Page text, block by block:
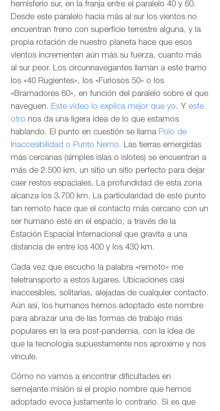
hemisferio sur, en la franja entre el paralelo 40 y 60.
Desde este paralelo hacia más al sur los vientos no
encuentran freno con superficie terrestre alguna, y la
propia rotación de nuestro planeta hace que esos
vientos incrementen aún más su fuerza, cuanto más
al sur peor. Los circunnavegantes llaman a este tramo
los «40 Rugientes», los «Furiosos 50» o los
«Bramadores 60», en función del paralelo sobre el que
naveguen. Este video lo explica mejor que yo. Y este
otro nos da una ligera idea de lo que estamos
hablando. El punto en cuestión se llama Polo de
Inaccesibilidad o Punto Nemo. Las tierras emergidas
más cercanas (simples islas o islotes) se encuentran a
más de 2.500 km, un sitio un sitio perfecto para dejar
caer restos espaciales. La profundidad de esta zona
alcanza los 3.700 km. La particularidad de este punto
tan remoto hace que el contacto más cercano con un
ser humano esté en el espacio, a través de la
Estación Espacial Internacional que gravita a una
distancia de entre los 400 y los 430 km.
Cada vez que escucho la palabra «remoto» me
teletransporto a estos lugares. Ubicaciones casi
inaccesibles, solitarias, alejadas de cualquier contacto.
Aún así, los humanos hemos adoptado este nombre
para abrazar una de las formas de trabajo más
populares en la era post-pandemia, con la idea de
que la tecnología supuestamente nos aproxime y nos
vincule.
Cómo no vamos a encontrar dificultades en
semejante misión si el propio nombre que hemos
adoptado evoca justamente lo contrario. Si es que